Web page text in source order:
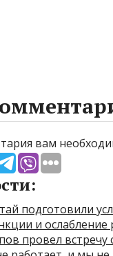
вам
подготовили
и ослабление
провел